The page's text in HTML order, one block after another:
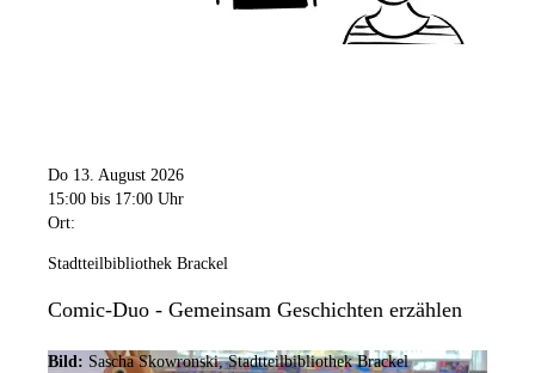
Do 13. August 2026
15:00 bis 17:00 Uhr
Ort:
Stadtteilbibliothek Brackel
Comic-Duo - Gemeinsam Geschichten erzählen
Bild: Sascha Skowronski, Stadtteilbibliothek Brackel